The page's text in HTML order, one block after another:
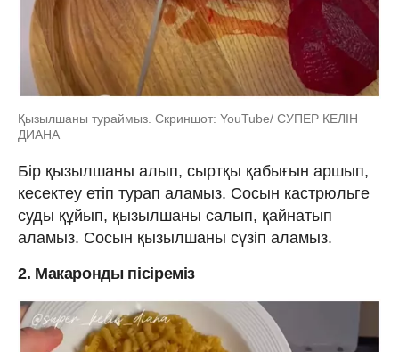
Қызылшаны тураймыз. Скриншот: YouTube/ СУПЕР КЕЛІН
ДИАНА
Бір қызылшаны алып, сыртқы қабығын аршып,
кесектеу етіп турап аламыз. Сосын кастрюльге
суды құйып, қызылшаны салып, қайнатып
аламыз. Сосын қызылшаны сүзіп аламыз.
2. Макаронды пісіреміз